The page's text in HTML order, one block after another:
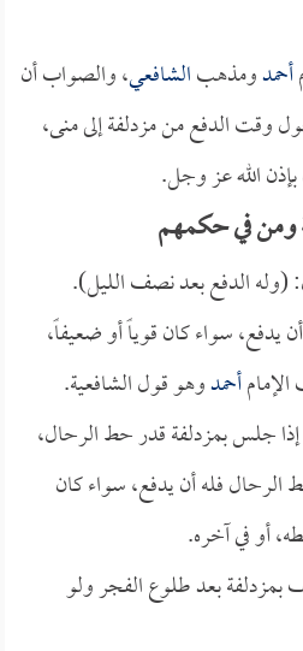
أحمدومذهبالشافعي، والصواب أن
وقت الدفع من مزدلفة إلى منى،
بإذن الله عز وجل.
ومن في حكمهم
(وله الدفع بعد نصف الليل).
يدفع، سواء كان قوياً أو ضعيفاً،
أحمدوهو قول الشافعية.
إذا جلس بمزدلفة قدر حط الرحال،
فله أن يدفع، سواء كان
أو في آخره.
بمزدلفة بعد طلوع الفجر ولو